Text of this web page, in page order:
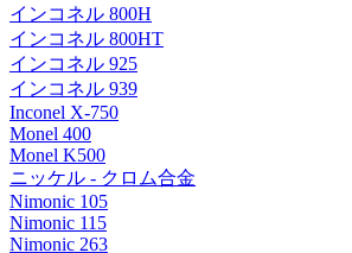
インコネル 800H
インコネル 800HT
インコネル 925
インコネル 939
Inconel X-750
Monel 400
Monel K500
ニッケル - クロム合金
Nimonic 105
Nimonic 115
Nimonic 263